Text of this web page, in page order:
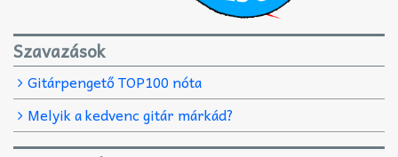
Szavazások
Gitárpengető TOP100 nóta
Melyik a kedvenc gitár márkád?